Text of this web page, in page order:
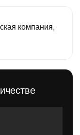
компания,